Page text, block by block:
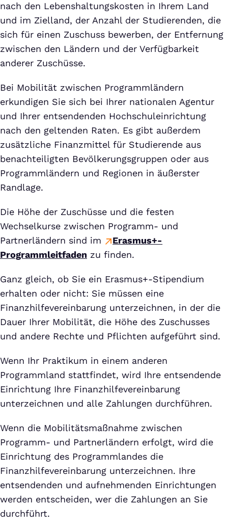
nach den Lebenshaltungskosten in Ihrem Land
und im Zielland, der Anzahl der Studierenden, die
sich für einen Zuschuss bewerben, der Entfernung
zwischen den Ländern und der Verfügbarkeit
anderer Zuschüsse.
Bei Mobilität zwischen Programmländern
erkundigen Sie sich bei Ihrer nationalen Agentur
und Ihrer entsendenden Hochschuleinrichtung
nach den geltenden Raten. Es gibt außerdem
zusätzliche Finanzmittel für Studierende aus
benachteiligten Bevölkerungsgruppen oder aus
Programmländern und Regionen in äußerster
Randlage.
Die Höhe der Zuschüsse und die festen
Wechselkurse zwischen Programm- und
Partnerländern sind im
Erasmus+-
Programmleitfaden zu finden.
Ganz gleich, ob Sie ein Erasmus+-Stipendium
erhalten oder nicht: Sie müssen eine
Finanzhilfevereinbarung unterzeichnen, in der die
Dauer Ihrer Mobilität, die Höhe des Zuschusses
und andere Rechte und Pflichten aufgeführt sind.
Wenn Ihr Praktikum in einem anderen
Programmland stattfindet, wird Ihre entsendende
Einrichtung Ihre Finanzhilfevereinbarung
unterzeichnen und alle Zahlungen durchführen.
Wenn die Mobilitätsmaßnahme zwischen
Programm- und Partnerländern erfolgt, wird die
Einrichtung des Programmlandes die
Finanzhilfevereinbarung unterzeichnen. Ihre
entsendenden und aufnehmenden Einrichtungen
werden entscheiden, wer die Zahlungen an Sie
durchführt.